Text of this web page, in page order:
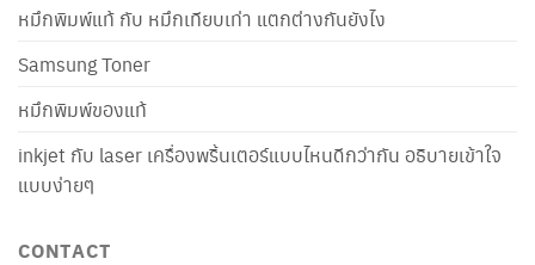
หมึกพิมพ์แท้ กับ หมึกเทียบเท่า แตกต่างกันยังไง
Samsung Toner
หมึกพิมพ์ของแท้
inkjet กับ laser เครื่องพริ้นเตอร์แบบไหนดีกว่ากัน อธิบายเข้าใจ
แบบง่ายๆ
CONTACT